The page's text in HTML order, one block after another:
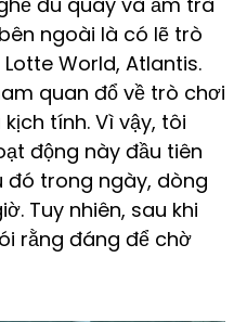
ngoài là có lẽ trò
World, Atlantis.
quan đổ về trò chơi
tính. Vì vậy, tôi
động này đầu tiên
đó trong ngày, dòng
Tuy nhiên, sau khi
rằng đáng để chờ